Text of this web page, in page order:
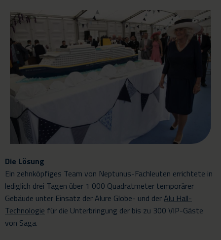
Die Lösung
Ein zehnköpfiges Team von Neptunus-Fachleuten errichtete in
lediglich drei Tagen über 1 000 Quadratmeter temporärer
Gebäude unter Einsatz der Alure Globe- und derAlu Hall-
Technologie für die Unterbringung der bis zu 300 VIP-Gäste
von Saga.